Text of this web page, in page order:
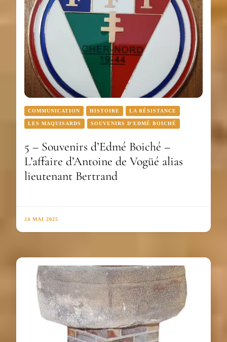
COMMUNICATION HISTOIRE LA RÉSISTANCE
LES MAQUISARDS SOUVENIRS D'EDMÉ BOICHÉ
5 – Souvenirs d’Edmé Boiché –
L’affaire d’Antoine de Vogüé alias
lieutenant Bertrand
24 MAI 2025